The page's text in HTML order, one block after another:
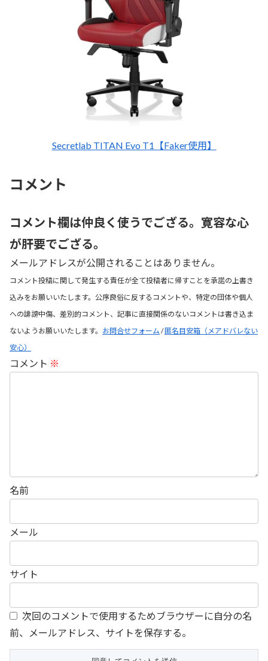
Secretlab TITAN Evo T1【Faker使用】
コメント
コメント欄は仲良く使うでござる。寛容な心
が肝要でござる。
メールアドレスが公開されることはありません。
コメント投稿に関して発生する責任が全て投稿者に帰すことを承諾の上書き
込みをお願いいたします。公序良俗に反するコメントや、特定の団体や個人
への誹謗中傷、差別的コメント、記事に直接関係のないコメントは書き込ま
ないようお願いいたします。 お問合せフォーム /匿名目安箱（メアドバレない
安心）
コメント ※
名前
メール
サイト
次回のコメントで使用するためブラウザーに自分の名
前、メールアドレス、サイトを保存する。